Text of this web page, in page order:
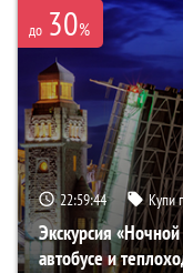
до 30%
22:59:43 Купи
Экскурсия
автобусе и